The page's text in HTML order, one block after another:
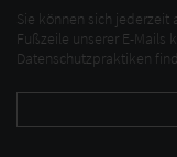
Sie können sich
Fußzeile unserer E-Mails
Datenschutzpraktiken